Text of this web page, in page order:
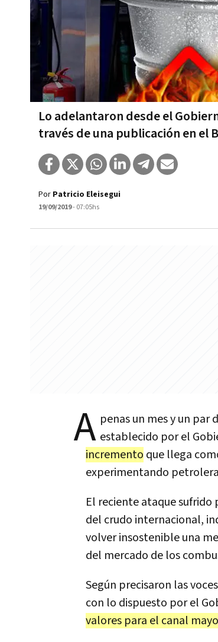
Lo adelantaron desde el
través de una publicación en el
Por Patricio Eleisegui
19/09/2019- 07:05hs
A penas un mes y un par
establecido por el
incremento que llega
experimentando
El reciente ataque sufrido
del crudo internacional,
volver insostenible una
del mercado de los
Según precisaron las
con lo dispuesto por el
valores para el canal